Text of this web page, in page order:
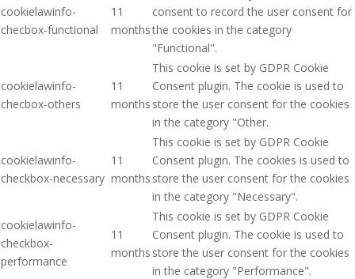
cookielawinfo-
checbox-functional
11
months
consent to record the user consent for
the cookies in the category
"Functional".
cookielawinfo-
checbox-others
11
months
This cookie is set by GDPR Cookie
Consent plugin. The cookie is used to
store the user consent for the cookies
in the category "Other.
cookielawinfo-
checkbox-necessary
11
months
This cookie is set by GDPR Cookie
Consent plugin. The cookies is used to
store the user consent for the cookies
in the category "Necessary".
cookielawinfo-
checkbox-
performance
11
months
This cookie is set by GDPR Cookie
Consent plugin. The cookie is used to
store the user consent for the cookies
in the category "Performance".